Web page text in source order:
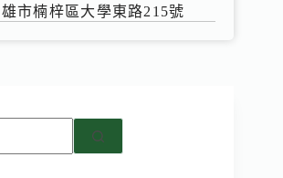
市楠梓區大學東路215號